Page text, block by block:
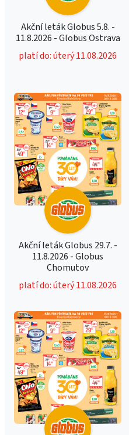
Akční leták Globus 5.8. -
11.8.2026 - Globus Ostrava
platí do: úterý 11.08.2026
Akční leták Globus 29.7. -
11.8.2026 - Globus
Chomutov
platí do: úterý 11.08.2026